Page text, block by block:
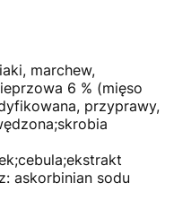
marchew,
6 % (mięso
przyprawy,
askorbinian sodu